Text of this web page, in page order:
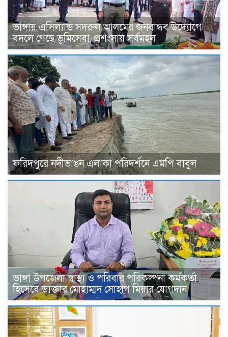
ভাঙ্গায় এসিল্যান্ড সদরুল আলমের জনবান্ধব উদ্যোগে
বদলে গেছে ভূমিসেবা, প্রশংসায় সর্বমহল
ফরিদপুরে নদীভাঙন এলাকা পরিদর্শনে এমপি বাবুল
ভাঙ্গা উপজেলা স্বাস্থ্য ও পরিবার পরিকল্পনা কর্মকর্তা
হিসেবে ডাক্তার মোহাম্মদ সোহাগ মিয়ার যোগদান